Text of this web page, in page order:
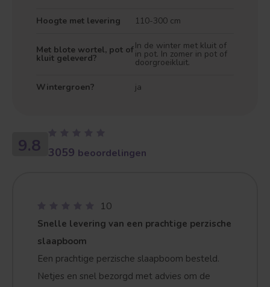
Hoogte met levering 110-300 cm
Met blote wortel, pot of
kluit geleverd?
In de winter met kluit of
in pot. In zomer in pot of
doorgroeikluit.
Wintergroen? ja
9.8 3059 beoordelingen
10
Snelle levering van een prachtige perzische
slaapboom
Een prachtige perzische slaapboom besteld.
Netjes en snel bezorgd met advies om de